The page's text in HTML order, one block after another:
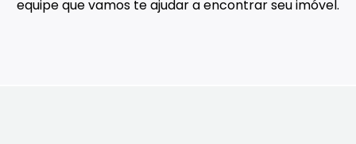
equipe que vamos te ajudar a encontrar seu imóvel.